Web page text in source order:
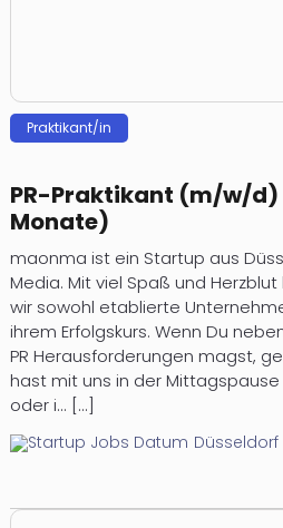
Praktikant/in
PR-Praktikant (m/w/d)
Monate)
maonma ist ein Startup aus
Media. Mit viel Spaß und
wir sowohl etablierte
ihrem Erfolgskurs. Wenn Du
PR Herausforderungen magst,
hast mit uns in der
oder i... [...]
Düsseldorf